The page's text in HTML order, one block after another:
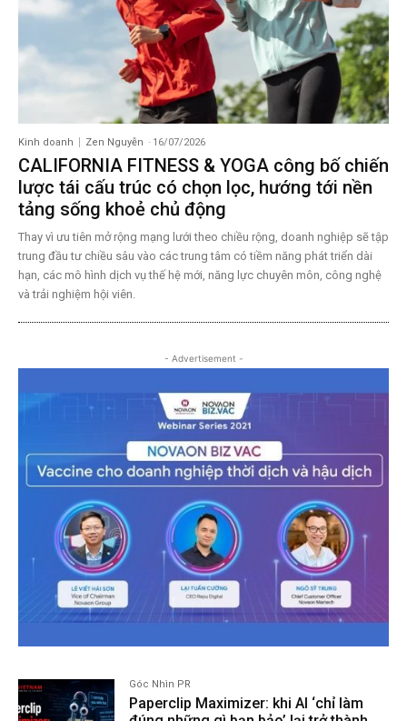
Kinh doanh Zen Nguyễn - 16/07/2026
CALIFORNIA FITNESS & YOGA công bố chiến
lược tái cấu trúc có chọn lọc, hướng tới nền
tảng sống khoẻ chủ động
Thay vì ưu tiên mở rộng mạng lưới theo chiều rộng, doanh nghiệp sẽ tập
trung đầu tư chiều sâu vào các trung tâm có tiềm năng phát triển dài
hạn, các mô hình dịch vụ thế hệ mới, năng lực chuyên môn, công nghệ
và trải nghiệm hội viên.
- Advertisement -
Góc Nhìn PR
Paperclip Maximizer: khi AI ‘chỉ làm